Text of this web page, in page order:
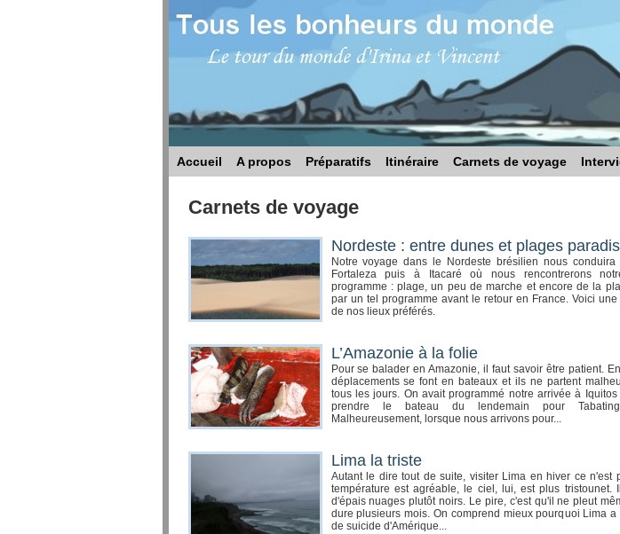
Accueil A propos Préparatifs Itinéraire Carnets de voyage
Carnets de voyage
Nordeste : entre dunes et plages
Notre voyage dans le Nordeste brésilien nous
Fortaleza puis à Itacaré où nous rencontrerons
programme : plage, un peu de marche et encore de la
par un tel programme avant le retour en France. Voici
de nos lieux préférés.
L’Amazonie à la folie
Pour se balader en Amazonie, il faut savoir être patient.
déplacements se font en bateaux et ils ne partent
tous les jours. On avait programmé notre arrivée à
prendre le bateau du lendemain pour
Malheureusement, lorsque nous arrivons pour...
Lima la triste
Autant le dire tout de suite, visiter Lima en hiver ce n'est
température est agréable, le ciel, lui, est plus tristounet.
d'épais nuages plutôt noirs. Le pire, c'est qu'il ne pleut
dure plusieurs mois. On comprend mieux pourquoi Lima
de suicide d'Amérique...